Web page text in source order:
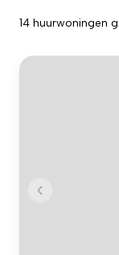
14 huurwoningen